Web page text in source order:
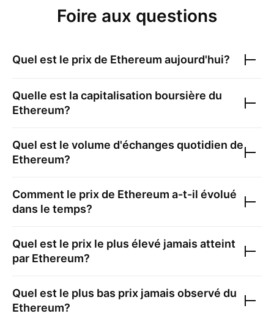
Foire aux questions
Quel est le prix de Ethereum aujourd'hui?
Quelle est la capitalisation boursière du
Ethereum?
Quel est le volume d'échanges quotidien de
Ethereum?
Comment le prix de Ethereum a-t-il évolué
dans le temps?
Quel est le prix le plus élevé jamais atteint
par Ethereum?
Quel est le plus bas prix jamais observé du
Ethereum?